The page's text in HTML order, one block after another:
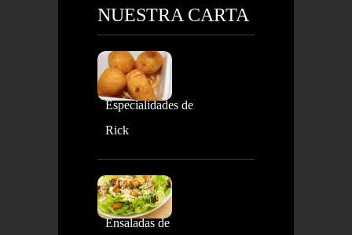
NUESTRA CARTA
Especialidades de
Rick
Ensaladas de